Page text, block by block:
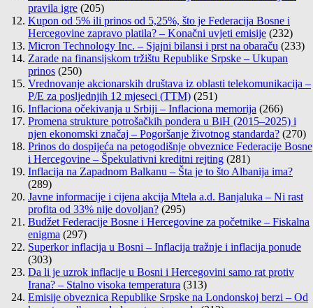
pravila igre (205)
Kupon od 5% ili prinos od 5,25%, što je Federacija Bosne i
Hercegovine zapravo platila? – Konačni uvjeti emisije (232)
Micron Technology Inc. – Sjajni bilansi i prst na obaraču (233)
Zarade na finansijskom tržištu Republike Srpske – Ukupan
prinos (250)
Vrednovanje akcionarskih društava iz oblasti telekomunikacija –
P/E za posljednjih 12 mjeseci (TTM) (251)
Inflaciona očekivanja u Srbiji – Inflaciona memorija (266)
Promena strukture potrošačkih pondera u BiH (2015–2025) i
njen ekonomski značaj – Pogoršanje životnog standarda? (270)
Prinos do dospijeća na petogodišnje obveznice Federacije Bosne
i Hercegovine – Špekulativni kreditni rejting (281)
Inflacija na Zapadnom Balkanu – Šta je to što Albanija ima?
(289)
Javne informacije i cijena akcija Mtela a.d. Banjaluka – Ni rast
profita od 33% nije dovoljan? (295)
Budžet Federacije Bosne i Hercegovine za početnike – Fiskalna
enigma (297)
Superkor inflacija u Bosni – Inflacija tražnje i inflacija ponude
(303)
Da li je uzrok inflacije u Bosni i Hercegovini samo rat protiv
Irana? – Stalno visoka temperatura (313)
Emisije obveznica Republike Srpske na Londonskoj berzi – Od